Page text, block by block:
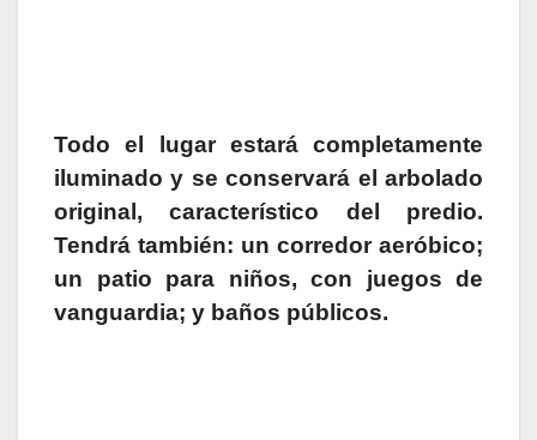
Todo el lugar estará completamente
iluminado y se conservará el arbolado
original, característico del predio.
Tendrá también: un corredor aeróbico;
un patio para niños, con juegos de
vanguardia; y baños públicos.